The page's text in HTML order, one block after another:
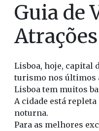
Guia de
Lisboa, hoje, capital
turismo nos últimos
Lisboa tem muitos
A cidade está
noturna.
Para as melhores